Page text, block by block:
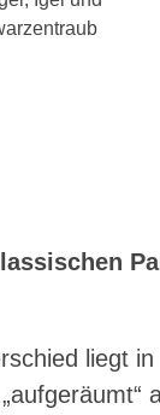
liegt